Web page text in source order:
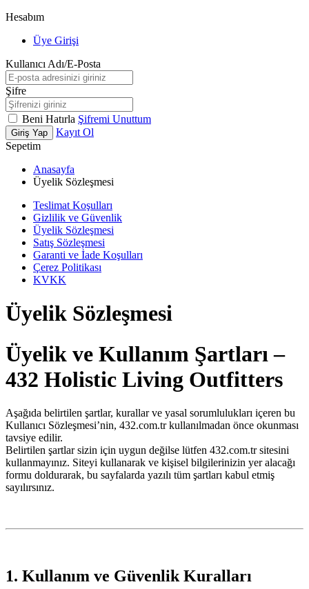
Hesabım
Üye Girişi
Kullanıcı Adı/E-Posta
Şifre
Beni Hatırla Şifremi Unuttum
Giriş Yap
Kayıt Ol
Sepetim
Anasayfa
Üyelik Sözleşmesi
Teslimat Koşulları
Gizlilik ve Güvenlik
Üyelik Sözleşmesi
Satış Sözleşmesi
Garanti ve İade Koşulları
Çerez Politikası
KVKK
Üyelik Sözleşmesi
Üyelik ve Kullanım Şartları –
432 Holistic Living Outfitters
Aşağıda belirtilen şartlar, kurallar ve yasal sorumlulukları içeren bu
Kullanıcı Sözleşmesi’nin, 432.com.tr kullanılmadan önce okunması
tavsiye edilir.
Belirtilen şartlar sizin için uygun değilse lütfen 432.com.tr sitesini
kullanmayınız. Siteyi kullanarak ve kişisel bilgilerinizin yer alacağı
formu doldurarak, bu sayfalarda yazılı tüm şartları kabul etmiş
sayılırsınız.
1. Kullanım ve Güvenlik Kuralları